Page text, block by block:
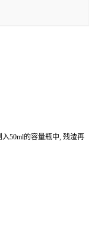
50ml的容量瓶中, 残渣再